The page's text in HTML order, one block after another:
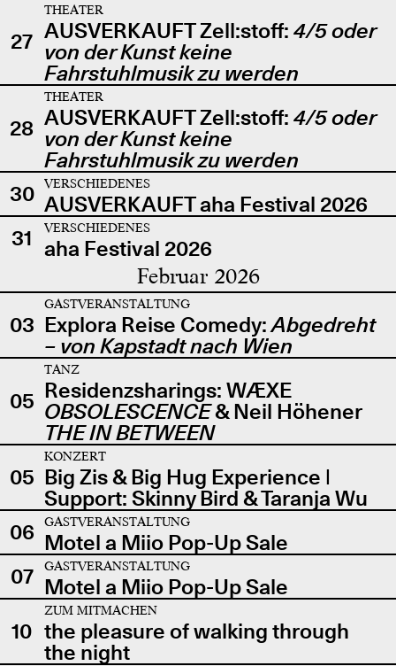
27
THEATER
AUSVERKAUFT Zell:stoff: 4/5 oder
von der Kunst keine
Fahrstuhlmusik zu werden
28
THEATER
AUSVERKAUFT Zell:stoff: 4/5 oder
von der Kunst keine
Fahrstuhlmusik zu werden
30
VERSCHIEDENES
AUSVERKAUFT aha Festival 2026
31
VERSCHIEDENES
aha Festival 2026
Februar 2026
03
GASTVERANSTALTUNG
Explora Reise Comedy:Abgedreht
– von Kapstadt nach Wien
05
TANZ
Residenzsharings: WÆXE
OBSOLESCENCE& Neil Höhener
THE IN BETWEEN
05
KONZERT
Big Zis & Big Hug Experience |
Support: Skinny Bird & Taranja Wu
06
GASTVERANSTALTUNG
Motel a Miio Pop-Up Sale
07
GASTVERANSTALTUNG
Motel a Miio Pop-Up Sale
10
ZUM MITMACHEN
the pleasure of walking through
the night